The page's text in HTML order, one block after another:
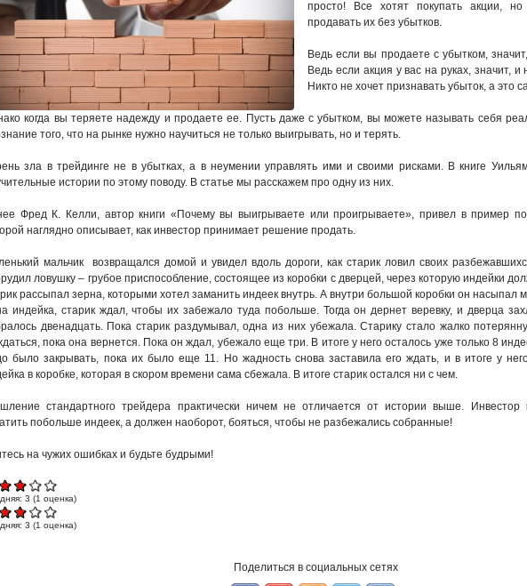
просто! Все хотят покупать акции,
продавать их без убытков.
Ведь если вы продаете с убытком,
Ведь если акция у вас на руках, значит,
Никто не хочет признавать убыток, а это
когда вы теряете надежду и продаете ее. Пусть даже с убытком, вы можете называть себя
того, что на рынке нужно научиться не только выигрывать, но и терять.
зла в трейдинге не в убытках, а в неумении управлять ими и своими рисками. В книге
истории по этому поводу. В статье мы расскажем про одну из них.
Фред К. Келли, автор книги «Почему вы выигрываете или проигрываете», привел в пример
наглядно описывает, как инвестор принимает решение продать.
мальчик возвращался домой и увидел вдоль дороги, как старик ловил своих
ловушку – грубое приспособление, состоящее из коробки с дверцей, через которую индейки
рассыпал зерна, которыми хотел заманить индеек внутрь. А внутри большой коробки он насыпал
индейка, старик ждал, чтобы их забежало туда побольше. Тогда он дернет веревку, и дверца
двенадцать. Пока старик раздумывал, одна из них убежала. Старику стало жалко
пока она вернется. Пока он ждал, убежало еще три. В итоге у него осталось уже только 8
было закрывать, пока их было еще 11. Но жадность снова заставила его ждать, и в итоге у
в коробке, которая в скором времени сама сбежала. В итоге старик остался ни с чем.
стандартного трейдера практически ничем не отличается от истории выше. Инвестор
побольше индеек, а должен наоборот, бояться, чтобы не разбежались собранные!
на чужих ошибках и будьте будрыми!
3 (1 оценка)
3 (1 оценка)
Поделиться в социальных сетях